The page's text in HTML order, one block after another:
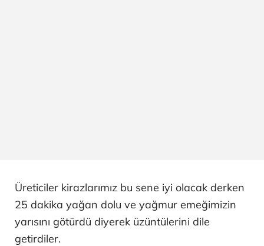
Üreticiler kirazlarımız bu sene iyi olacak derken
25 dakika yağan dolu ve yağmur emeğimizin
yarısını götürdü diyerek üzüntülerini dile
getirdiler.